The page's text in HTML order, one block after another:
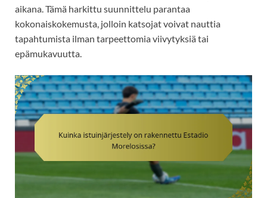
aikana. Tämä harkittu suunnittelu parantaa
kokonaiskokemusta, jolloin katsojat voivat nauttia
tapahtumista ilman tarpeettomia viivytyksiä tai
epämukavuutta.